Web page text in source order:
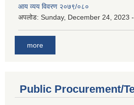
आय व्यय विवरण २०७९/०८०
अपलोड: Sunday, December 24, 2023
more
Public Procurement/